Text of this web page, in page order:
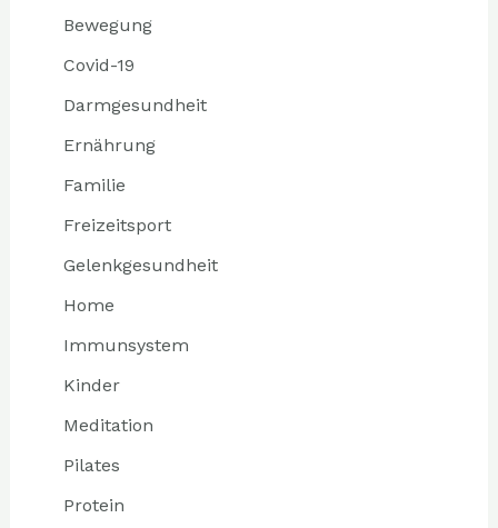
Bewegung
Covid-19
Darmgesundheit
Ernährung
Familie
Freizeitsport
Gelenkgesundheit
Home
Immunsystem
Kinder
Meditation
Pilates
Protein